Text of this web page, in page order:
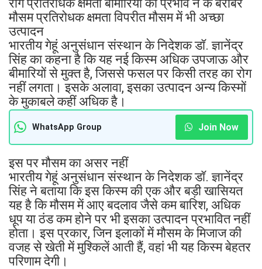
रोग प्रतिरोधक क्षमता बीमारियों का प्रभाव न के बराबर
मौसम प्रतिरोधक क्षमता विपरीत मौसम में भी अच्छा
उत्पादन
भारतीय गेहूं अनुसंधान संस्थान के निदेशक डॉ. ज्ञानेंद्र
सिंह का कहना है कि यह नई किस्म अधिक उपजाऊ और
बीमारियों से मुक्त है, जिससे फसल पर किसी तरह का रोग
नहीं लगता। इसके अलावा, इसका उत्पादन अन्य किस्मों
के मुकाबले कहीं अधिक है।
WhatsApp Group Join Now
इस पर मौसम का असर नहीं
भारतीय गेहूं अनुसंधान संस्थान के निदेशक डॉ. ज्ञानेंद्र
सिंह ने बताया कि इस किस्म की एक और बड़ी खासियत
यह है कि मौसम में आए बदलाव जैसे कम बारिश, अधिक
धूप या ठंड कम होने पर भी इसका उत्पादन प्रभावित नहीं
होता। इस प्रकार, जिन इलाकों में मौसम के मिजाज की
वजह से खेती में मुश्किलें आती हैं, वहां भी यह किस्म बेहतर
परिणाम देगी।